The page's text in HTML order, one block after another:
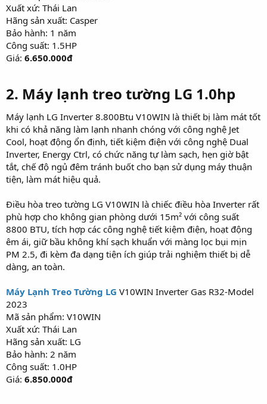
Xuất xứ: Thái Lan
Hãng sản xuất: Casper
Bảo hành: 1 năm
Công suất: 1.5HP
Giá: 6.650.000đ
2. Máy lạnh treo tường LG 1.0hp
Máy lạnh LG Inverter 8.800Btu V10WIN là thiết bị làm mát tốt
khi có khả năng làm lạnh nhanh chóng với công nghệ Jet
Cool, hoạt động ổn định, tiết kiệm điện với công nghệ Dual
Inverter, Energy Ctrl, có chức năng tự làm sạch, hẹn giờ bật
tắt, chế độ ngủ đêm tránh buốt cho bạn sử dụng máy thuận
tiện, làm mát hiệu quả.
Điều hòa treo tường LG V10WIN là chiếc điều hòa Inverter rất
phù hợp cho không gian phòng dưới 15m² với công suất
8800 BTU, tích hợp các công nghệ tiết kiệm điện, hoạt động
êm ái, giữ bầu không khí sạch khuẩn với màng lọc bụi mịn
PM 2.5, đi kèm đa dạng tiện ích giúp trải nghiệm thiết bị dễ
dàng, an toàn.
Máy Lạnh Treo Tường LG V10WIN Inverter Gas R32-Model
2023
Mã sản phẩm: V10WIN
Xuất xứ: Thái Lan
Hãng sản xuất: LG
Bảo hành: 2 năm
Công suất: 1.0HP
Giá: 6.850.000đ